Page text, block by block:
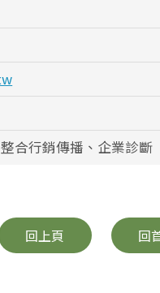
合行銷傳播、企業診斷
回上頁 回